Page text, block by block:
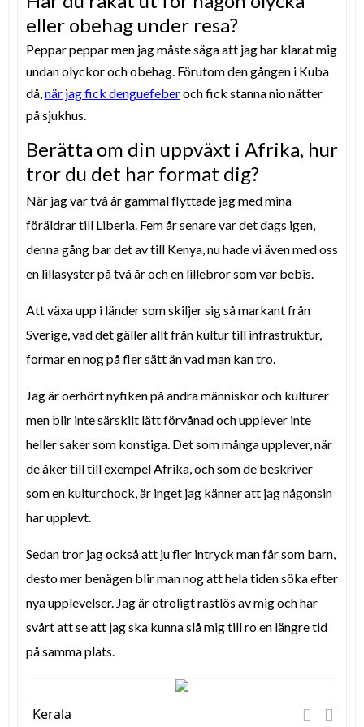
eller obehag under resa?
Peppar peppar men jag måste säga att jag har klarat mig
undan olyckor och obehag. Förutom den gången i Kuba
då,när jag fick denguefeberoch fick stanna nio nätter
på sjukhus.
Berätta om din uppväxt i Afrika, hur
tror du det har format dig?
När jag var två år gammal flyttade jag med mina
föräldrar till Liberia. Fem år senare var det dags igen,
denna gång bar det av till Kenya, nu hade vi även med oss
en lillasyster på två år och en lillebror som var bebis.
Att växa upp i länder som skiljer sig så markant från
Sverige, vad det gäller allt från kultur till infrastruktur,
formar en nog på fler sätt än vad man kan tro.
Jag är oerhört nyfiken på andra människor och kulturer
men blir inte särskilt lätt förvånad och upplever inte
heller saker som konstiga. Det som många upplever, när
de åker till till exempel Afrika, och som de beskriver
som en kulturchock, är inget jag känner att jag någonsin
har upplevt.
Sedan tror jag också att ju fler intryck man får som barn,
desto mer benägen blir man nog att hela tiden söka efter
nya upplevelser. Jag är otroligt rastlös av mig och har
svårt att se att jag ska kunna slå mig till ro en längre tid
på samma plats.
Kerala